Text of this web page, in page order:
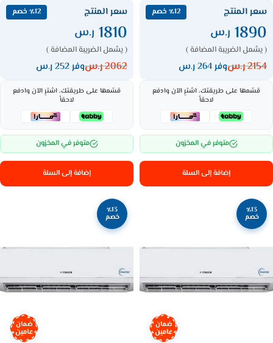
سعر المنتج ٪12 خصم
1890 ر.س
( يشمل الضريبة المضافة )
2154ر.سوفر 264 ر.س
قسّمها على طريقتك، اشترِ الآن وادفع
لاحقاً
متوفر في المخزون
إضافة إلى السلة
سعر المنتج ٪12 خصم
1810 ر.س
( يشمل الضريبة المضافة )
2062ر.سوفر 252 ر.س
قسّمها على طريقتك، اشترِ الآن وادفع
لاحقاً
متوفر في المخزون
إضافة إلى السلة
٪13
خصم
ضمان
عامين
٪13
خصم
ضمان
عامين